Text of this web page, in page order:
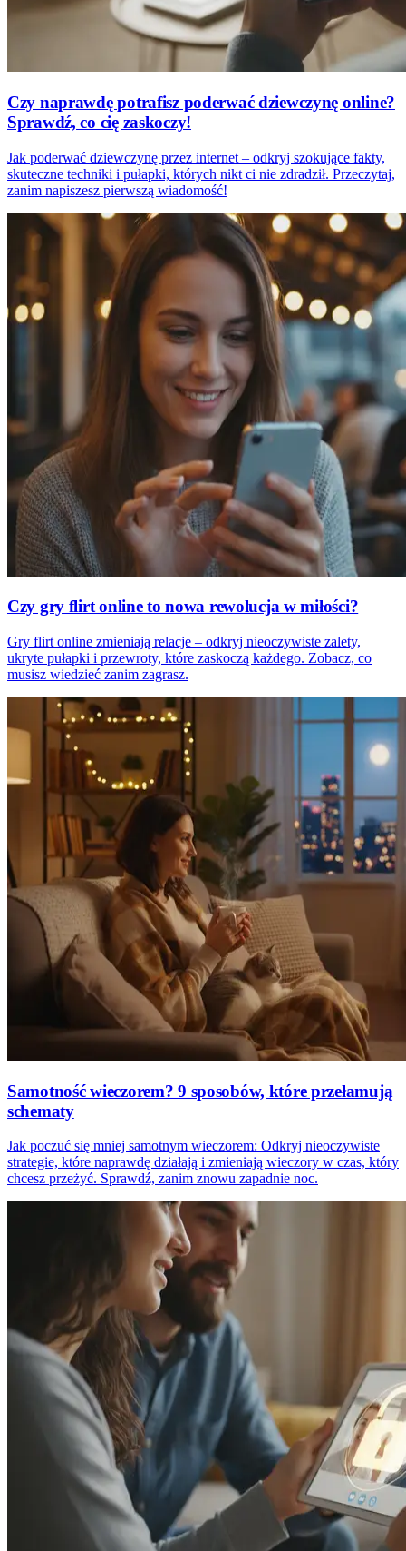
Czy naprawdę potrafisz poderwać dziewczynę online?
Sprawdź, co cię zaskoczy!
Jak poderwać dziewczynę przez internet – odkryj szokujące fakty,
skuteczne techniki i pułapki, których nikt ci nie zdradził. Przeczytaj,
zanim napiszesz pierwszą wiadomość!
Czy gry flirt online to nowa rewolucja w miłości?
Gry flirt online zmieniają relacje – odkryj nieoczywiste zalety,
ukryte pułapki i przewroty, które zaskoczą każdego. Zobacz, co
musisz wiedzieć zanim zagrasz.
Samotność wieczorem? 9 sposobów, które przełamują
schematy
Jak poczuć się mniej samotnym wieczorem: Odkryj nieoczywiste
strategie, które naprawdę działają i zmieniają wieczory w czas, który
chcesz przeżyć. Sprawdź, zanim znowu zapadnie noc.